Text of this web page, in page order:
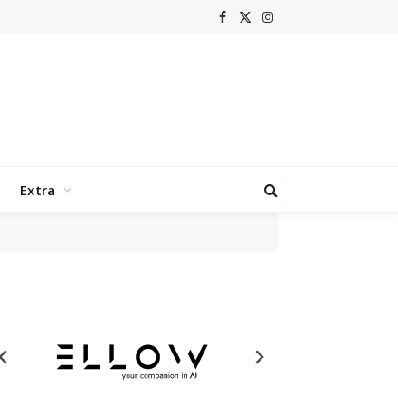
Facebook
X
Instagram
Extra